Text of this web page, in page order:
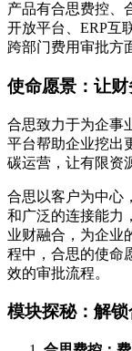
产品有合思费控、
开放平台、ERP互
跨部门费用审批方
使命愿景：让
合思致力于为企事
平台帮助企业挖出
碳运营，让有限资
合思以客户为中心
和广泛的连接能力
业财融合，为企业
程中，合思的使命
效的审批流程。
模块探秘：解